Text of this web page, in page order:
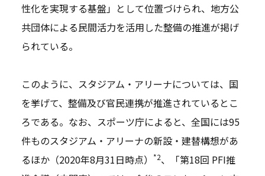
性化を実現する基盤」として位置づけられ、地方公
共団体による民間活力を活用した整備の推進が掲げ
られている。
このように、スタジアム・アリーナについては、国
を挙げて、整備及び官民連携が推進されているとこ
ろである。なお、スポーツ庁によると、全国には95
件ものスタジアム・アリーナの新設・建替構想があ
るほか（2020年8月31日時点）
*2、「第18回 PFI推